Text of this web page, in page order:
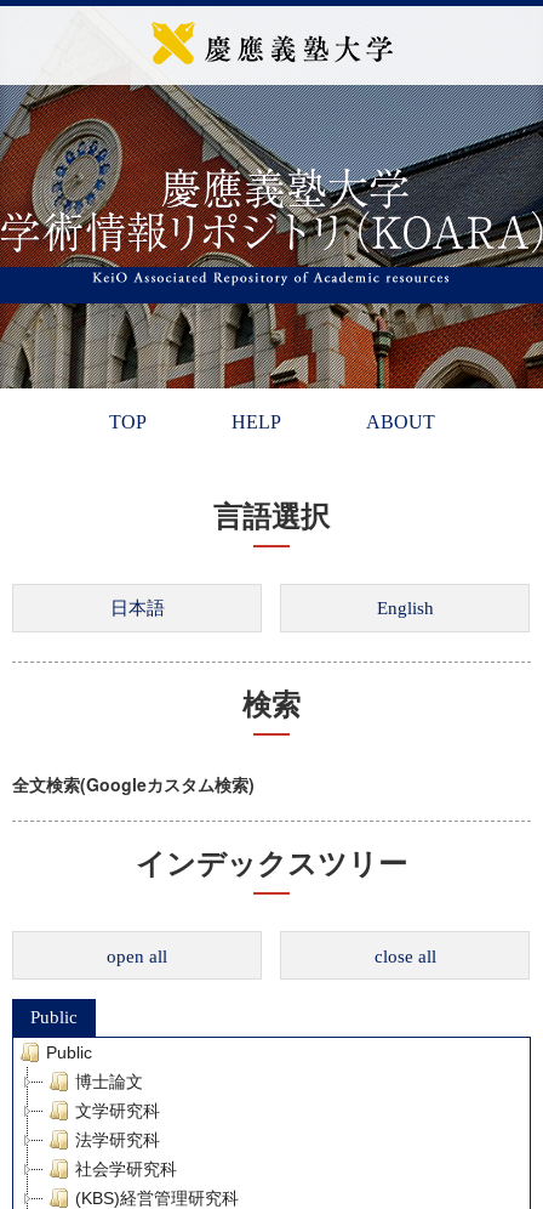
TOP HELP ABOUT
言語選択
検索
全文検索(Googleカスタム検索)
インデックスツリー
open all close all
Public
Public
博士論文
文学研究科
法学研究科
社会学研究科
(KBS)経営管理研究科